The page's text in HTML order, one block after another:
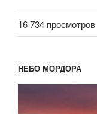
16 734 просмотров
НЕБО МОРДОРА